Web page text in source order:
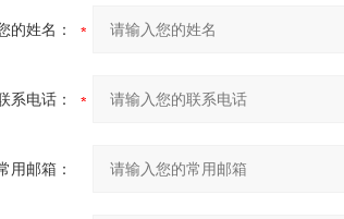
的姓名：
系电话：
用邮箱：